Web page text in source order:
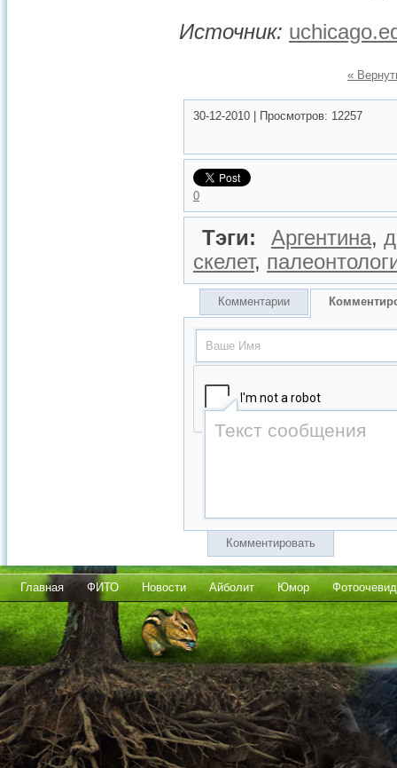
Источник:
«
30-12-2010 Просмотров: 12257
0
Тэги: Аргентина,
скелет,
Комментарии
Комментировать
Главная ФИТО Новости Айболит Юмор